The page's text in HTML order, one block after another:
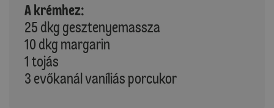
A krémhez:
25 dkg gesztenyemassza
10 dkg margarin
1 tojás
3 evőkanál vaníliás porcukor